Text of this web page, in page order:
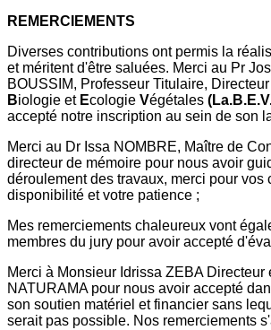
REMERCIEMENTS
Diverses contributions ont permis la
et méritent d'être saluées. Merci au Pr
BOUSSIM, Professeur Titulaire,
Biologie et Ecologie Végétales
accepté notre inscription au sein de son
Merci au Dr Issa NOMBRE, Maître de
directeur de mémoire pour nous avoir
déroulement des travaux, merci pour vos
disponibilité et votre patience ;
Mes remerciements chaleureux vont
membres du jury pour avoir accepté
Merci à Monsieur Idrissa ZEBA Directeur
NATURAMA pour nous avoir accepté
son soutien matériel et financier sans
serait pas possible. Nos remerciements